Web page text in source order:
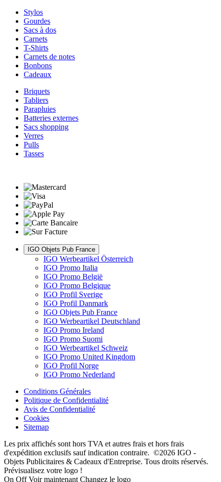
Stylos
Gourdes
Sacs à dos
Carnets
T-Shirts
Carnets de notes
Bonbons
Cadeaux
Briquets
Tabliers
Parapluies
Batteries externes
Sacs shopping
Verres
Pulls
Tasses
IGO Objets Pub France
IGO Werbeartikel Österreich
IGO Promo Italia
IGO Promo België
IGO Promo Belgique
IGO Profil Sverige
IGO Profil Danmark
IGO Objets Pub France
IGO Werbeartikel Deutschland
IGO Promo Ireland
IGO Promo Suomi
IGO Werbeartikel Schweiz
IGO Promo United Kingdom
IGO Profil Norge
IGO Promo Nederland
Conditions Générales
Politique de Confidentialité
Avis de Confidentialité
Cookies
Sitemap
Les prix affichés sont hors TVA et autres frais et hors frais
d'expédition exclusifs sauf indication contraire. ©2026 IGO -
Objets Publicitaires & Cadeaux d'Entreprise. Tous droits réservés.
Prévisualisez votre logo !
On Off Voir maintenant Changez le logo